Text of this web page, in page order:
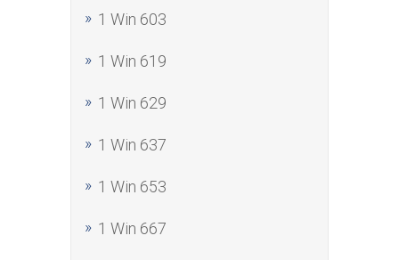
1 Win 603
1 Win 619
1 Win 629
1 Win 637
1 Win 653
1 Win 667